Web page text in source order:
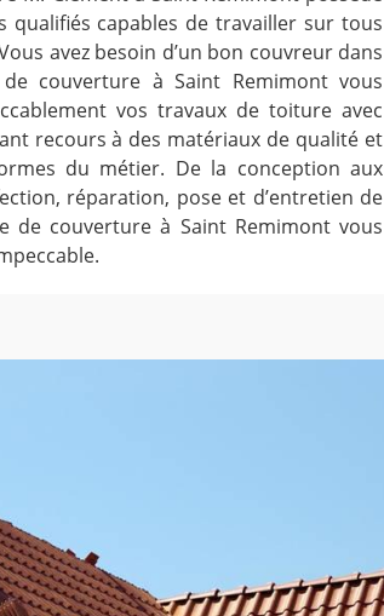
qualifiés capables de travailler sur tous
avez besoin d’un bon couvreur dans
de couverture à Saint Remimont vous
vos travaux de toiture avec
recours à des matériaux de qualité et
du métier. De la conception aux
réparation, pose et d’entretien de
de couverture à Saint Remimont vous